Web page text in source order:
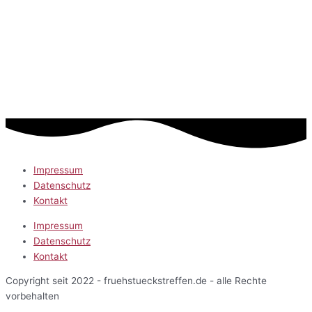
Impressum
Datenschutz
Kontakt
Impressum
Datenschutz
Kontakt
Copyright seit 2022 - fruehstueckstreffen.de - alle Rechte
vorbehalten